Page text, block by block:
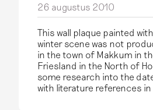
26 augustus 2010
This wall plaque painted
winter scene was not
in the town of Makkum in
Friesland in the North of
some research into the
with literature references in